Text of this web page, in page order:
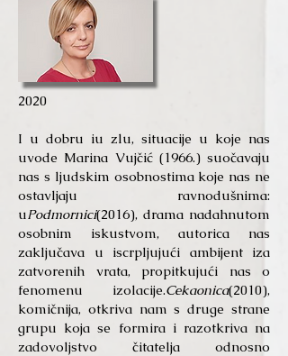
2020
I u dobru iu zlu, situacije u koje nas
uvode Marina Vujčić (1966.) suočavaju
nas s ljudskim osobnostima koje nas ne
ostavljaju ravnodušnima:
uPodmornici(2016), drama nadahnutom
osobnim iskustvom, autorica nas
zaključava u iscrpljujući ambijent iza
zatvorenih vrata, propitkujući nas o
fenomenu izolacije.Cekaonica(2010),
komičnija, otkriva nam s druge strane
grupu koja se formira i razotkriva na
zadovoljstvo čitatelja odnosno